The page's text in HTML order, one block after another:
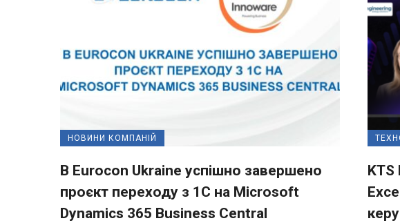
НОВИНИ КОМПАНІЙ
В Eurocon Ukraine успішно завершено
проєкт переходу з 1С на Microsoft
Dynamics 365 Business Central
KTS